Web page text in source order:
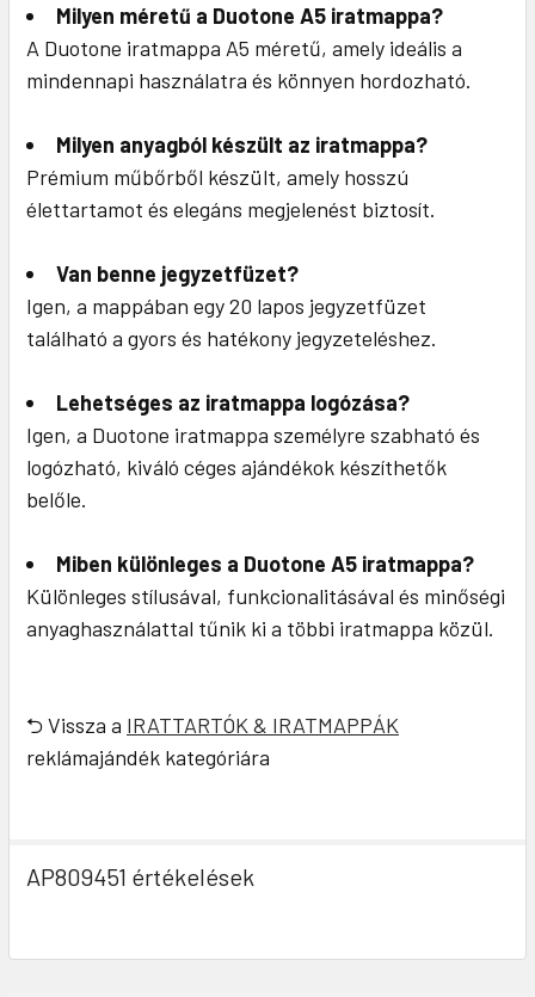
Milyen méretű a Duotone A5 iratmappa?
A Duotone iratmappa A5 méretű, amely ideális a
mindennapi használatra és könnyen hordozható.
Milyen anyagból készült az iratmappa?
Prémium műbőrből készült, amely hosszú
élettartamot és elegáns megjelenést biztosít.
Van benne jegyzetfüzet?
Igen, a mappában egy 20 lapos jegyzetfüzet
található a gyors és hatékony jegyzeteléshez.
Lehetséges az iratmappa logózása?
Igen, a Duotone iratmappa személyre szabható és
logózható, kiváló céges ajándékok készíthetők
belőle.
Miben különleges a Duotone A5 iratmappa?
Különleges stílusával, funkcionalitásával és minőségi
anyaghasználattal tűnik ki a többi iratmappa közül.
⮌ Vissza a IRATTARTÓK & IRATMAPPÁK
reklámajándék kategóriára
AP809451 értékelések